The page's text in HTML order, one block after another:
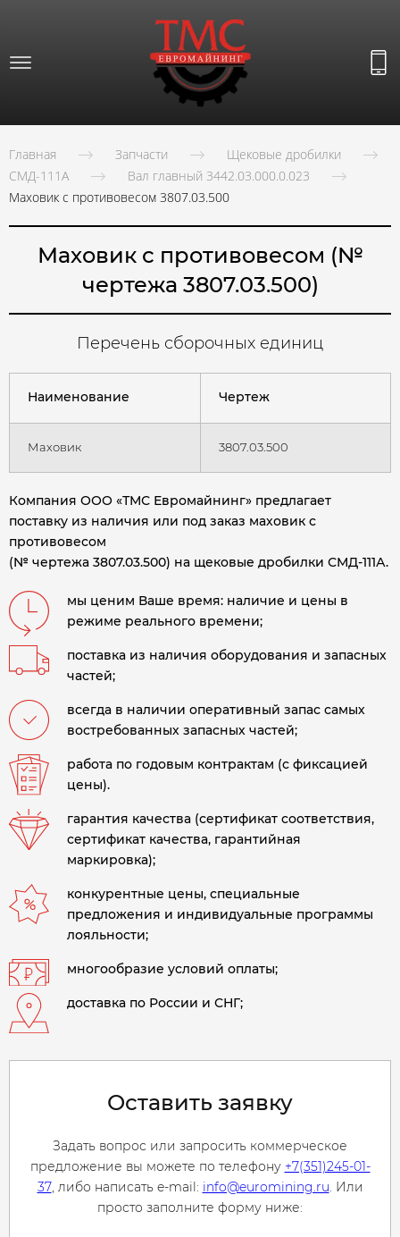
Главная Запчасти
Щековые дробилки
СМД-111А
Вал главный 3442.03.000.0.023
Маховик с противовесом 3807.03.500
Маховик с противовесом (№
чертежа 3807.03.500)
Перечень сборочных единиц
Наименование Чертеж
Маховик 3807.03.500
Компания ООО «ТМС Евромайнинг» предлагает
поставку из наличия или под заказ маховик с
противовесом
(№ чертежа 3807.03.500) на щековые дробилки СМД-111А.
мы ценим Ваше время: наличие и цены в
режиме реального времени;
поставка из наличия оборудования и запасных
частей;
всегда в наличии оперативный запас самых
востребованных запасных частей;
работа по годовым контрактам (с фиксацией
цены).
гарантия качества (сертификат соответствия,
сертификат качества, гарантийная
маркировка);
конкурентные цены, специальные
предложения и индивидуальные программы
лояльности;
многообразие условий оплаты;
доставка по России и СНГ;
Оставить заявку
Задать вопрос или запросить коммерческое
предложение вы можете по телефону +7(351)245-01-
37, либо написать e-mail: info@euromining.ru. Или
просто заполните форму ниже: